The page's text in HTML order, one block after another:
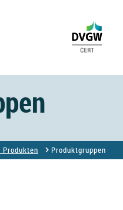
Produktgruppen